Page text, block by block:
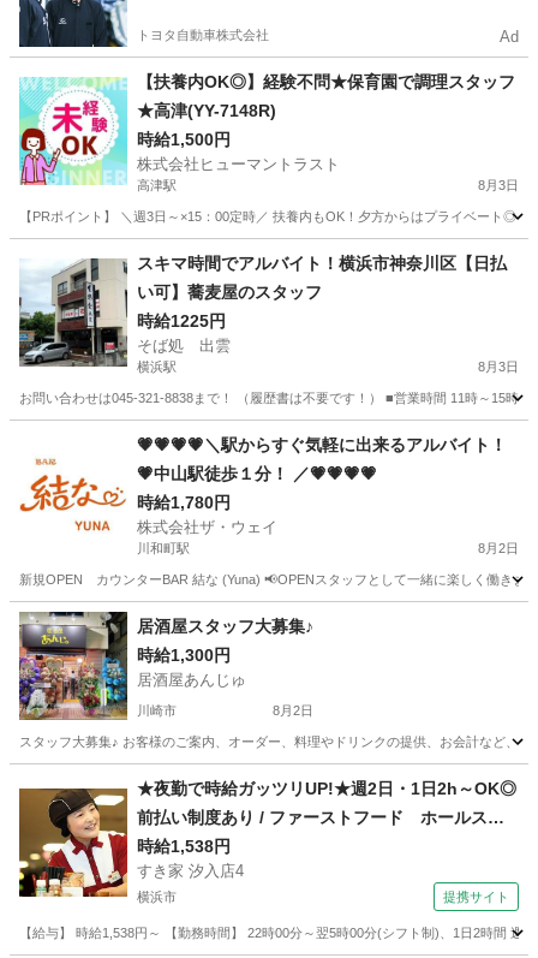
トヨタ自動車株式会社 Ad
【扶養内OK◎】経験不問★保育園で調理スタッフ
★高津(YY-7148R)
時給1,500円
株式会社ヒューマントラスト
高津駅 8月3日
【PRポイント】 ＼週3日～×15：00定時／ 扶養内もOK！夕方からはプライベート◎
高津駅 キッチン
スキマ時間でアルバイト！横浜市神奈川区【日払
い可】蕎麦屋のスタッフ
時給1225円
そば処 出雲
横浜駅 8月3日
お問い合わせは045-321-8838まで！ （履歴書は不要です！） ■営業時間 11時
横浜駅 飲食 スタッフ
💗💗💗💗＼駅からすぐ気軽に出来るアルバイト！
💗中山駅徒歩１分！ ／💗💗💗💗
時給1,780円
株式会社ザ・ウェイ
川和町駅 8月2日
新規OPEN カウンターBAR 結な (Yuna) 📢OPENスタッフとして一緒に楽しく働きま
神奈川 横浜市 川和町駅 その他
居酒屋スタッフ大募集♪
時給1,300円
居酒屋あんじゅ
川崎市 8月2日
スタッフ大募集♪ お客様のご案内、オーダー、料理やドリンクの提供、お会計など、
居酒屋 スタッフ
★夜勤で時給ガッツリUP!★週2日・1日2h～OK◎
前払い制度あり / ファーストフード ホールスタ
ッフ
時給1,538円
すき家 汐入店4
横浜市 提携サイト
【給与】 時給1,538円～ 【勤務時間】 22時00分～翌5時00分(シフト制)、1日2時